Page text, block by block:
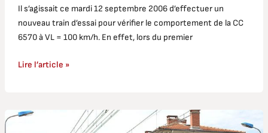
Il s’agissait ce mardi 12 septembre 2006 d’effectuer un
nouveau train d’essai pour vérifier le comportement de la CC
6570 à VL = 100 km/h. En effet, lors du premier
Lire l’article »
Premier